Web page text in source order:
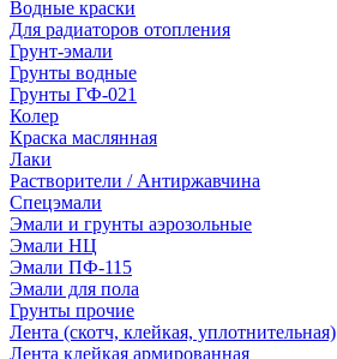
Водные краски
Для радиаторов отопления
Грунт-эмали
Грунты водные
Грунты ГФ-021
Колер
Краска маслянная
Лаки
Растворители / Антиржавчина
Спецэмали
Эмали и грунты аэрозольные
Эмали НЦ
Эмали ПФ-115
Эмали для пола
Грунты прочие
Лента (скотч, клейкая, уплотнительная)
Лента клейкая армированная